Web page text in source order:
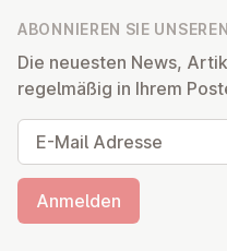
ABONNIEREN SIE
Die neuesten News,
regelmäßig in Ihrem
E-Mail Adresse
Anmelden